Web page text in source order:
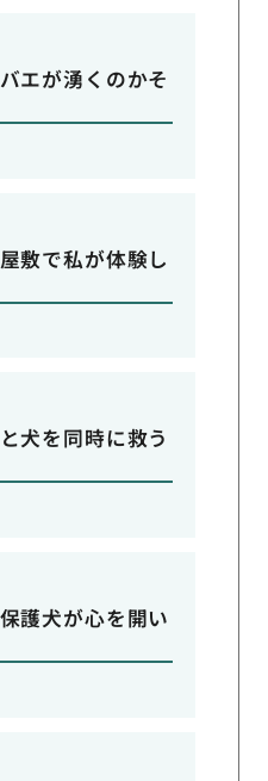
エが湧くのかそ
敷で私が体験し
犬を同時に救う
護犬が心を開い